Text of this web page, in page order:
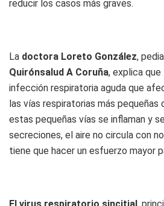
reducir los casos más graves.
La doctora Loreto González,
Quirónsalud A Coruña, explica que
infección respiratoria aguda que
las vías respiratorias más pequeñas
estas pequeñas vías se inflaman y
secreciones, el aire no circula con
tiene que hacer un esfuerzo mayor